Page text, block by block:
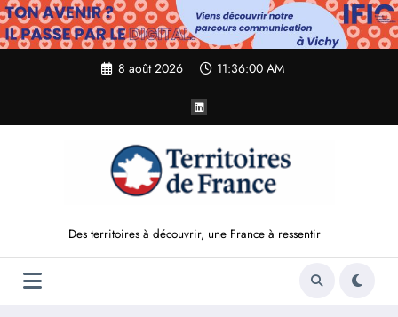
Aller
au
contenu
8 août 2026 11:36:01 AM
Des territoires à découvrir, une France à ressentir